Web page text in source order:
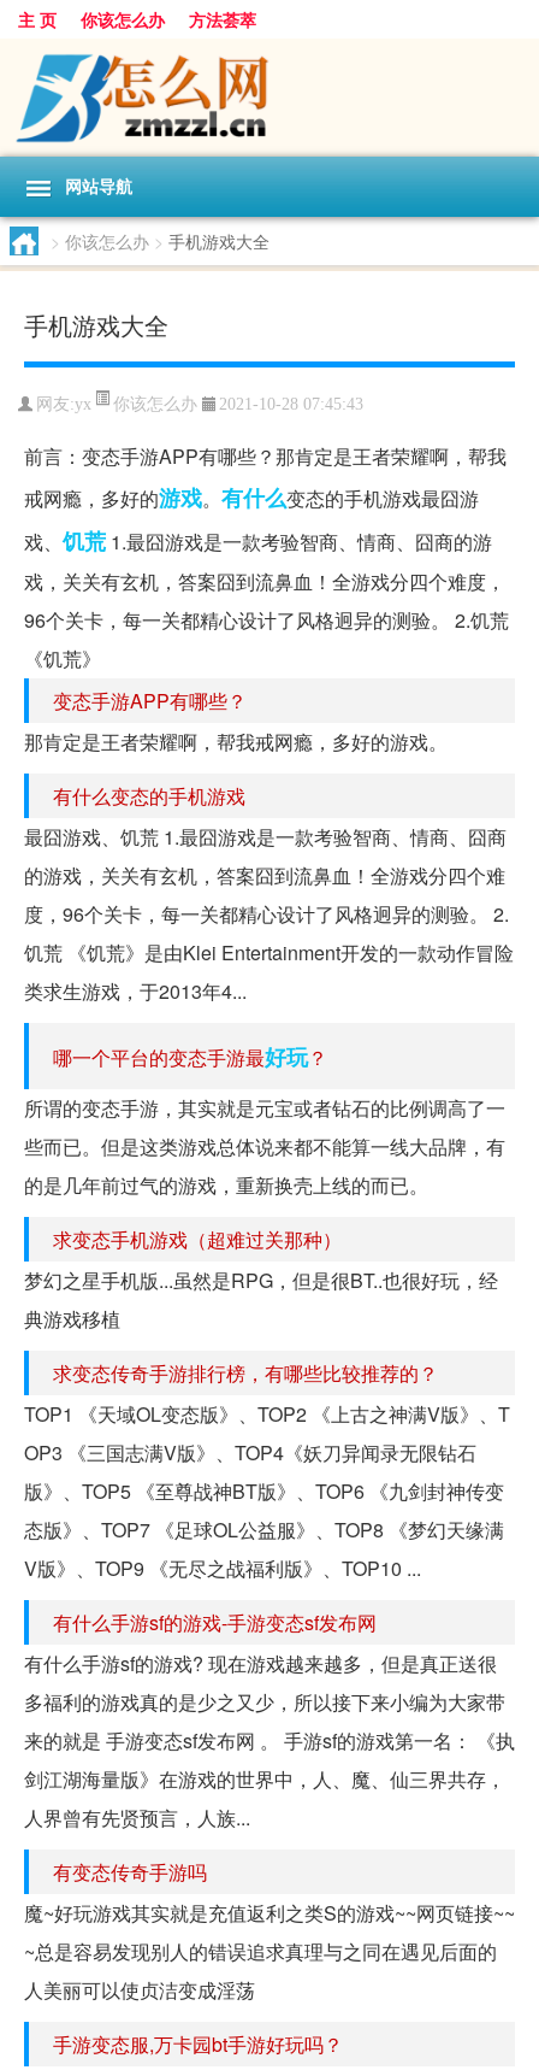
主 页 你该怎么办 方法荟萃
网站导航
> 你该怎么办 > 手机游戏大全
手机游戏大全
网友:yx 你该怎么办 2021-10-28 07:45:43
前言：变态手游APP有哪些？那肯定是王者荣耀啊，帮我
戒网瘾，多好的游戏。 有什么变态的手机游戏最囧游
戏、饥荒 1.最囧游戏是一款考验智商、情商、囧商的游
戏，关关有玄机，答案囧到流鼻血！全游戏分四个难度，
96个关卡，每一关都精心设计了风格迥异的测验。 2.饥荒
《饥荒》
变态手游APP有哪些？
那肯定是王者荣耀啊，帮我戒网瘾，多好的游戏。
有什么变态的手机游戏
最囧游戏、饥荒 1.最囧游戏是一款考验智商、情商、囧商
的游戏，关关有玄机，答案囧到流鼻血！全游戏分四个难
度，96个关卡，每一关都精心设计了风格迥异的测验。 2.
饥荒 《饥荒》是由Klei Entertainment开发的一款动作冒险
类求生游戏，于2013年4...
哪一个平台的变态手游最好玩？
所谓的变态手游，其实就是元宝或者钻石的比例调高了一
些而已。但是这类游戏总体说来都不能算一线大品牌，有
的是几年前过气的游戏，重新换壳上线的而已。
求变态手机游戏（超难过关那种）
梦幻之星手机版...虽然是RPG，但是很BT..也很好玩，经
典游戏移植
求变态传奇手游排行榜，有哪些比较推荐的？
TOP1 《天域OL变态版》、TOP2 《上古之神满V版》、T
OP3 《三国志满V版》、TOP4《妖刀异闻录无限钻石
版》、TOP5 《至尊战神BT版》、TOP6 《九剑封神传变
态版》、TOP7 《足球OL公益服》、TOP8 《梦幻天缘满
V版》、TOP9 《无尽之战福利版》、TOP10 ...
有什么手游sf的游戏-手游变态sf发布网
有什么手游sf的游戏? 现在游戏越来越多，但是真正送很
多福利的游戏真的是少之又少，所以接下来小编为大家带
来的就是 手游变态sf发布网 。 手游sf的游戏第一名： 《执
剑江湖海量版》在游戏的世界中，人、魔、仙三界共存，
人界曾有先贤预言，人族...
有变态传奇手游吗
魔~好玩游戏其实就是充值返利之类S的游戏~~网页链接~~
~总是容易发现别人的错误追求真理与之同在遇见后面的
人美丽可以使贞洁变成淫荡
手游变态服,万卡园bt手游好玩吗？